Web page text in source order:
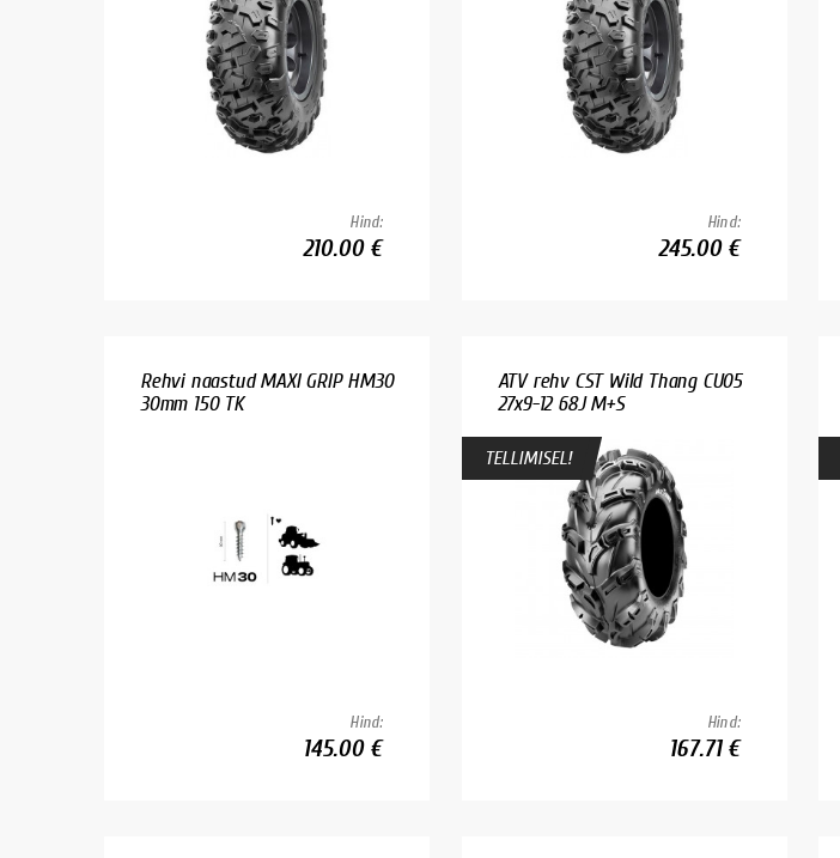
Hind:
210.00 €
Hind:
245.00 €
Rehvi naastud MAXI GRIP HM30
30mm 150 TK
Hind:
145.00 €
ATV rehv CST Wild Thang CU05
27x9-12 68J M+S
TELLIMISEL!
Hind:
167.71 €